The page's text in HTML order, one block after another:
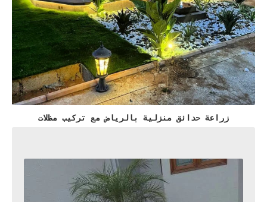
زراعة حدائق منزلية بالرياض مع تركيب مظلات